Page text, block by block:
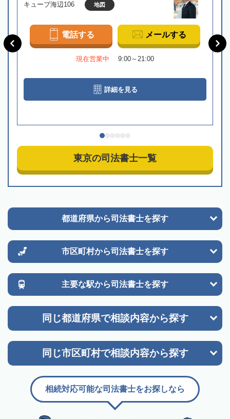
キューブ海辺106
地図
電話する メールする
現在営業中 9:00～21:00
詳細を見る
東京の司法書士一覧
都道府県から司法書士を探す
市区町村から司法書士を探す
主要な駅から司法書士を探す
同じ都道府県で相談内容から探す
同じ市区町村で相談内容から探す
相続対応可能な司法書士をお探しなら